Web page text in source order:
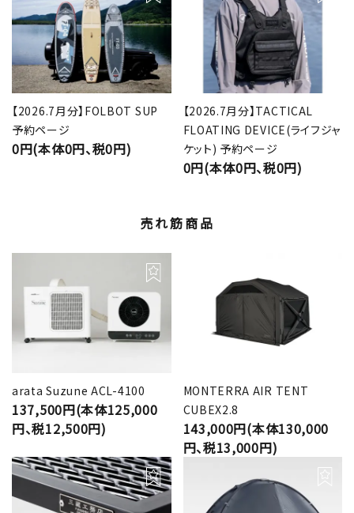
【2026.7月分】FOLBOT SUP
予約ページ
0円(本体0円、税0円)
【2026.7月分】TACTICAL
FLOATING DEVICE(ライフジャ
ケット) 予約ページ
0円(本体0円、税0円)
売れ筋商品
arata Suzune ACL-4100
137,500円(本体125,000
円、税12,500円)
MONTERRA AIR TENT
CUBEX2.8
143,000円(本体130,000
円、税13,000円)